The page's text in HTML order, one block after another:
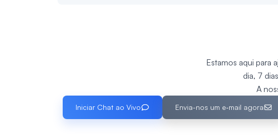
Estamos aqui para
dia, 7
A
Iniciar Chat ao Vivo Envia-nos um e‑mail agora